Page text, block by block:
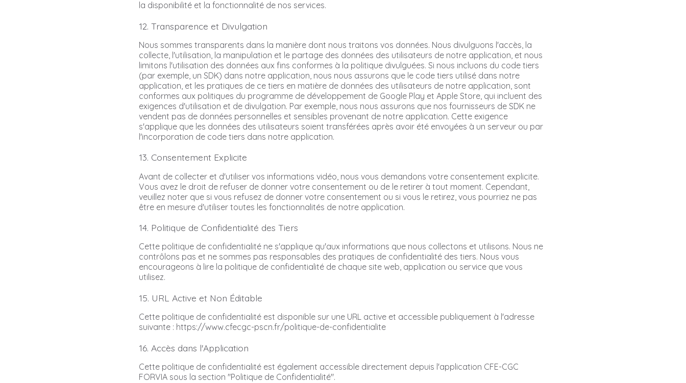
la disponibilité et la fonctionnalité de nos services.
12. Transparence et Divulgation
Nous sommes transparents dans la manière dont nous traitons vos données. Nous divulguons l'accès, la
collecte, l'utilisation, la manipulation et le partage des données des utilisateurs de notre application, et nous
limitons l'utilisation des données aux fins conformes à la politique divulguées. Si nous incluons du code tiers
(par exemple, un SDK) dans notre application, nous nous assurons que le code tiers utilisé dans notre
application, et les pratiques de ce tiers en matière de données des utilisateurs de notre application, sont
conformes aux politiques du programme de développement de Google Play et Apple Store, qui incluent des
exigences d'utilisation et de divulgation. Par exemple, nous nous assurons que nos fournisseurs de SDK ne
vendent pas de données personnelles et sensibles provenant de notre application. Cette exigence
s'applique que les données des utilisateurs soient transférées après avoir été envoyées à un serveur ou par
l'incorporation de code tiers dans notre application.
13. Consentement Explicite
Avant de collecter et d'utiliser vos informations vidéo, nous vous demandons votre consentement explicite.
Vous avez le droit de refuser de donner votre consentement ou de le retirer à tout moment. Cependant,
veuillez noter que si vous refusez de donner votre consentement ou si vous le retirez, vous pourriez ne pas
être en mesure d'utiliser toutes les fonctionnalités de notre application.
14. Politique de Confidentialité des Tiers
Cette politique de confidentialité ne s'applique qu'aux informations que nous collectons et utilisons. Nous ne
contrôlons pas et ne sommes pas responsables des pratiques de confidentialité des tiers. Nous vous
encourageons à lire la politique de confidentialité de chaque site web, application ou service que vous
utilisez.
15. URL Active et Non Éditable
Cette politique de confidentialité est disponible sur une URL active et accessible publiquement à l'adresse
suivante : https://www.cfecgc-pscn.fr/politique-de-confidentialite
16. Accès dans l'Application
Cette politique de confidentialité est également accessible directement depuis l'application CFE-CGC
FORVIA sous la section "Politique de Confidentialité".